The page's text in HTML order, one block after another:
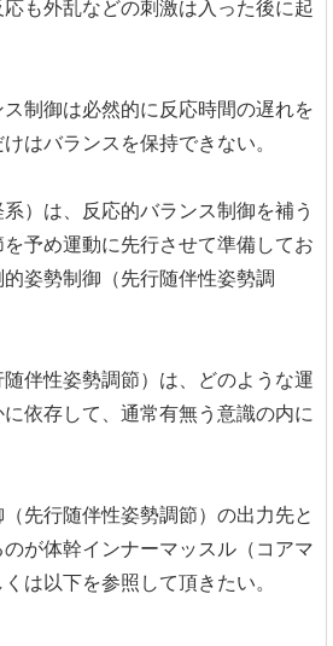
も外乱などの刺激は入った後に起
制御は必然的に反応時間の遅れを
はバランスを保持できない。
）は、反応的バランス制御を補う
予め運動に先行させて準備してお
姿勢制御（先行随伴性姿勢調
伴性姿勢調節）は、どのような運
依存して、通常有無う意識の内に
先行随伴性姿勢調節）の出力先と
が体幹インナーマッスル（コアマ
は以下を参照して頂きたい。